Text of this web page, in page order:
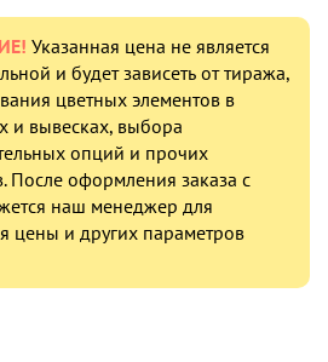
Указанная цена не является
и будет зависеть от тиража,
цветных элементов в
и вывесках, выбора
опций и прочих
После оформления заказа с
наш менеджер для
цены и других параметров